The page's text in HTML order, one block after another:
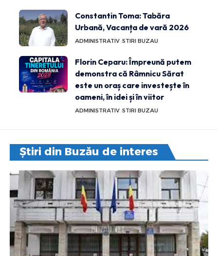
Constantin Toma: Tabăra
Urbană, Vacanța de vară 2026
ADMINISTRATIV STIRI BUZAU
Florin Ceparu: Împreună putem
demonstra că Râmnicu Sărat
este un oraș care investește în
oameni, în idei și în viitor
ADMINISTRATIV STIRI BUZAU
Știri din Buzău de interes